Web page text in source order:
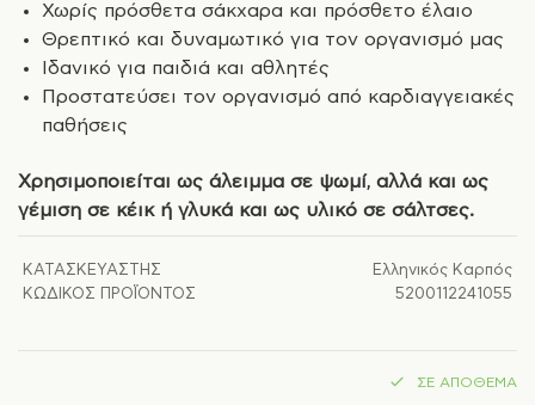
Χωρίς πρόσθετα σάκχαρα και πρόσθετο έλαιο
Θρεπτικό και δυναμωτικό για τον οργανισμό μας
Ιδανικό για παιδιά και αθλητές
Προστατεύσει τον οργανισμό από καρδιαγγειακές
παθήσεις
Χρησιμοποιείται ως άλειμμα σε ψωμί, αλλά και ως
γέμιση σε κέικ ή γλυκά και ως υλικό σε σάλτσες.
ΚΑΤΑΣΚΕΥΑΣΤΉΣ
Ελληνικός Καρπός
ΚΩΔΙΚΌΣ ΠΡΟΪΌΝΤΟΣ
5200112241055
ΣΕ ΑΠΌΘΕΜΑ